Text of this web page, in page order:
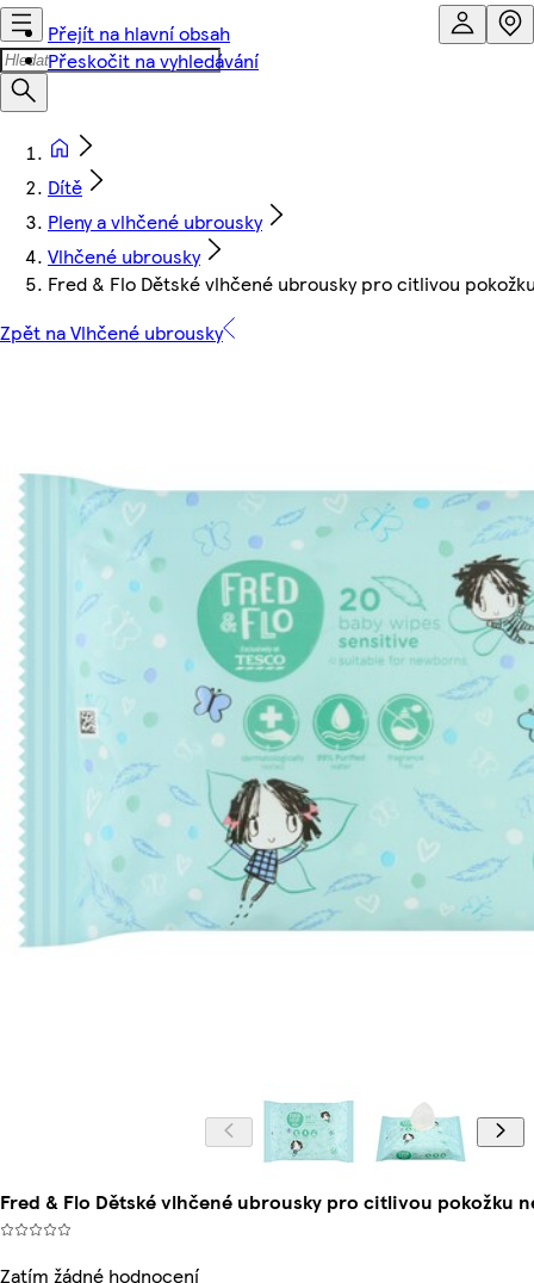
Přejít na hlavní obsah
Přeskočit na vyhledávání
Dítě
Pleny a vlhčené ubrousky
Vlhčené ubrousky
Fred & Flo Dětské vlhčené ubrousky pro citlivou
Zpět na Vlhčené ubrousky
Fred & Flo Dětské vlhčené ubrousky pro citlivou pokožku
Zatím žádné hodnocení